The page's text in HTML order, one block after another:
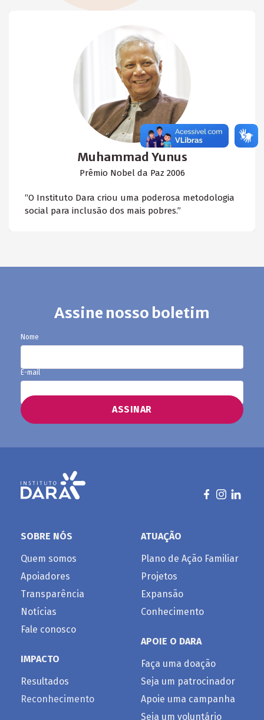
Muhammad Yunus
Prêmio Nobel da Paz 2006
“O Instituto Dara criou uma poderosa metodologia
social para inclusão dos mais pobres.”
Assine nosso boletim
Nome
E-mail
SOBRE NÓS
Quem somos
Apoiadores
Transparência
Notícias
Fale conosco
IMPACTO
Resultados
Reconhecimento
ATUAÇÃO
Plano de Ação Familiar
Projetos
Expansão
Conhecimento
APOIE O DARA
Faça uma doação
Seja um patrocinador
Apoie uma campanha
Seja um voluntário